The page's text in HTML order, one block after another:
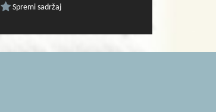
Spremi sadržaj